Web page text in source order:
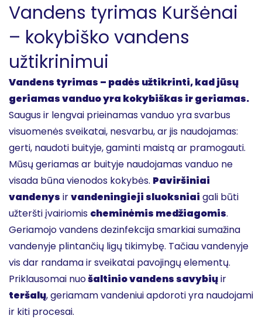
Vandens tyrimas Kuršėnai
– kokybiško vandens
užtikrinimui
Vandens tyrimas – padės užtikrinti, kad jūsų
geriamas vanduo yra kokybiškas ir geriamas.
Saugus ir lengvai prieinamas vanduo yra svarbus
visuomenės sveikatai, nesvarbu, ar jis naudojamas:
gerti, naudoti buityje, gaminti maistą ar pramogauti.
Mūsų geriamas ar buityje naudojamas vanduo ne
visada būna vienodos kokybės. Paviršiniai
vandenys irvandeningieji sluoksniai gali būti
užteršti įvairiomis cheminėmis medžiagomis.
Geriamojo vandens dezinfekcija smarkiai sumažina
vandenyje plintančių ligų tikimybę. Tačiau vandenyje
vis dar randama ir sveikatai pavojingų elementų.
Priklausomai nuošaltinio vandens savybiųir
teršalų, geriamam vandeniui apdoroti yra naudojami
ir kiti procesai.